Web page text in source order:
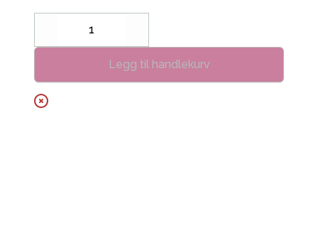
Decrease
Legg til handlekurv